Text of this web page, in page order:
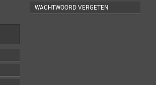
WACHTWOORD VERGETEN